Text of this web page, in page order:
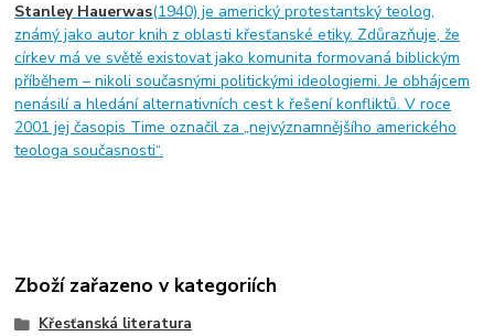
Stanley Hauerwas(1940) je americký protestantský teolog,
známý jako autor knih z oblasti křesťanské etiky. Zdůrazňuje, že
církev má ve světě existovat jako komunita formovaná biblickým
příběhem – nikoli současnými politickými ideologiemi. Je obhájcem
nenásilí a hledání alternativních cest k řešení konfliktů. V roce
2001 jej časopis Time označil za „nejvýznamnějšího amerického
teologa současnosti“.
Zboží zařazeno v kategoriích
Křesťanská literatura